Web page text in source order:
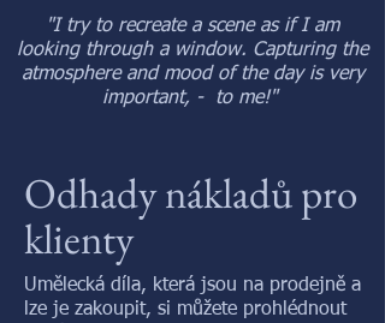
"I try to recreate a scene as if I am
looking through a window. Capturing the
atmosphere and mood of the day is very
important, - to me!"
Odhady nákladů pro
klienty
Umělecká díla, která jsou na prodejně a
lze je zakoupit, si můžete prohlédnout